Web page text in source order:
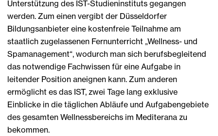
Unterstützung des IST-Studieninstituts gegangen
werden. Zum einen vergibt der Düsseldorfer
Bildungsanbieter eine kostenfreie Teilnahme am
staatlich zugelassenen Fernunterricht „Wellness- und
Spamanagement“, wodurch man sich berufsbegleitend
das notwendige Fachwissen für eine Aufgabe in
leitender Position aneignen kann. Zum anderen
ermöglicht es das IST, zwei Tage lang exklusive
Einblicke in die täglichen Abläufe und Aufgabengebiete
des gesamten Wellnessbereichs im Mediterana zu
bekommen.